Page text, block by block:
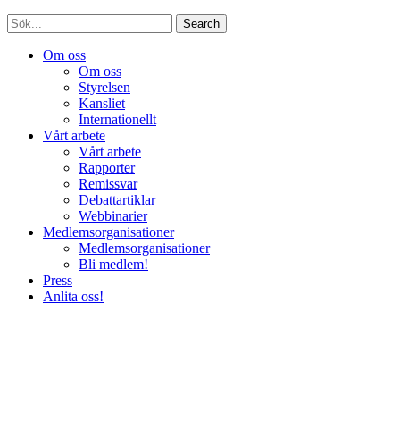
Sök
Om oss
Om oss
Styrelsen
Kansliet
Internationellt
Vårt arbete
Vårt arbete
Rapporter
Remissvar
Debattartiklar
Webbinarier
Medlemsorganisationer
Medlemsorganisationer
Bli medlem!
Press
Anlita oss!